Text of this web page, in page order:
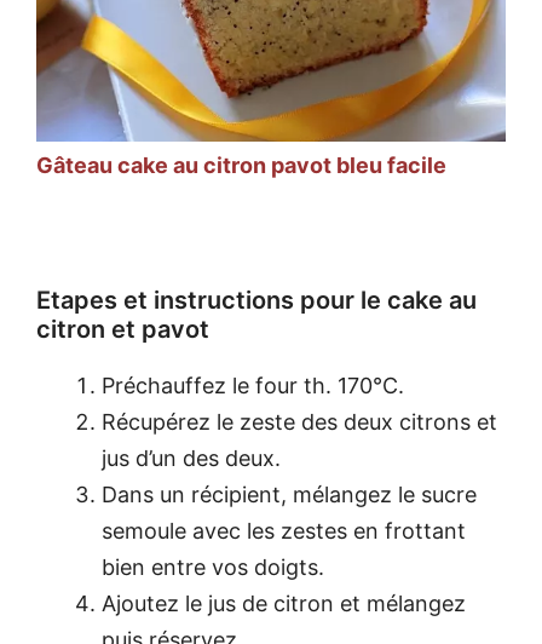
Gâteau cake au citron pavot bleu facile
Etapes et instructions pour le cake au
citron et pavot
Préchauffez le four th. 170°C.
Récupérez le zeste des deux citrons et
jus d’un des deux.
Dans un récipient, mélangez le sucre
semoule avec les zestes en frottant
bien entre vos doigts.
Ajoutez le jus de citron et mélangez